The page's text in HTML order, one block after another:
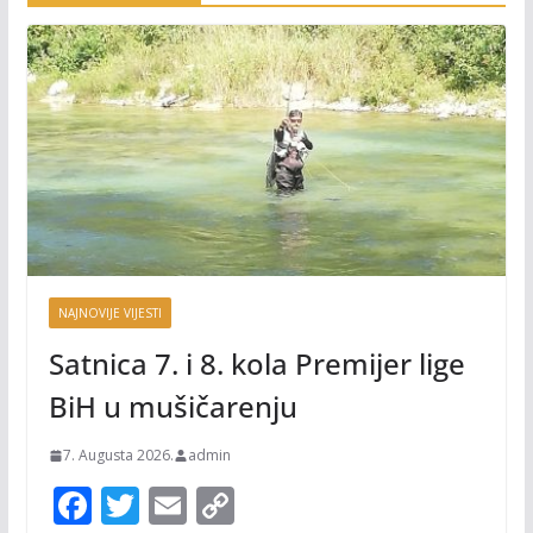
NAJNOVIJE VIJESTI
Satnica 7. i 8. kola Premijer lige
BiH u mušičarenju
7. Augusta 2026. admin
F T E C